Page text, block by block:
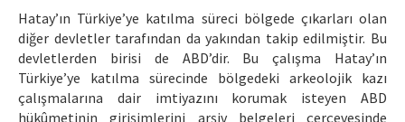
Hatay’ın Türkiye’ye katılma süreci bölgede çıkarları olan
diğer devletler tarafından da yakından takip edilmiştir. Bu
devletlerden birisi de ABD’dir. Bu çalışma Hatay’ın
Türkiye’ye katılma sürecinde bölgedeki arkeolojik kazı
çalışmalarına dair imtiyazını korumak isteyen ABD
hükûmetinin girişimlerini arşiv belgeleri çerçevesinde